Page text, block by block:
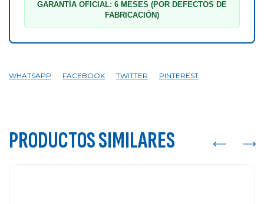
GARANTÍA OFICIAL: 6 MESES (POR DEFECTOS DE
FABRICACIÓN)
WHATSAPP FACEBOOK TWITTER PINTEREST
PRODUCTOS SIMILARES